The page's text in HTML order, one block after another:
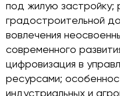
под жилую застройку;
градостроительной
вовлечения
современного
цифровизация в
ресурсами;
индустриальных и